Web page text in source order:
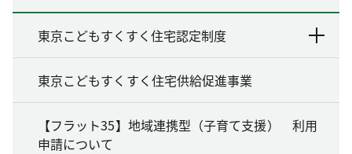
東京こどもすくすく住宅認定制度
東京こどもすくすく住宅供給促進事業
【フラット35】地域連携型（子育て支援） 利用
申請について